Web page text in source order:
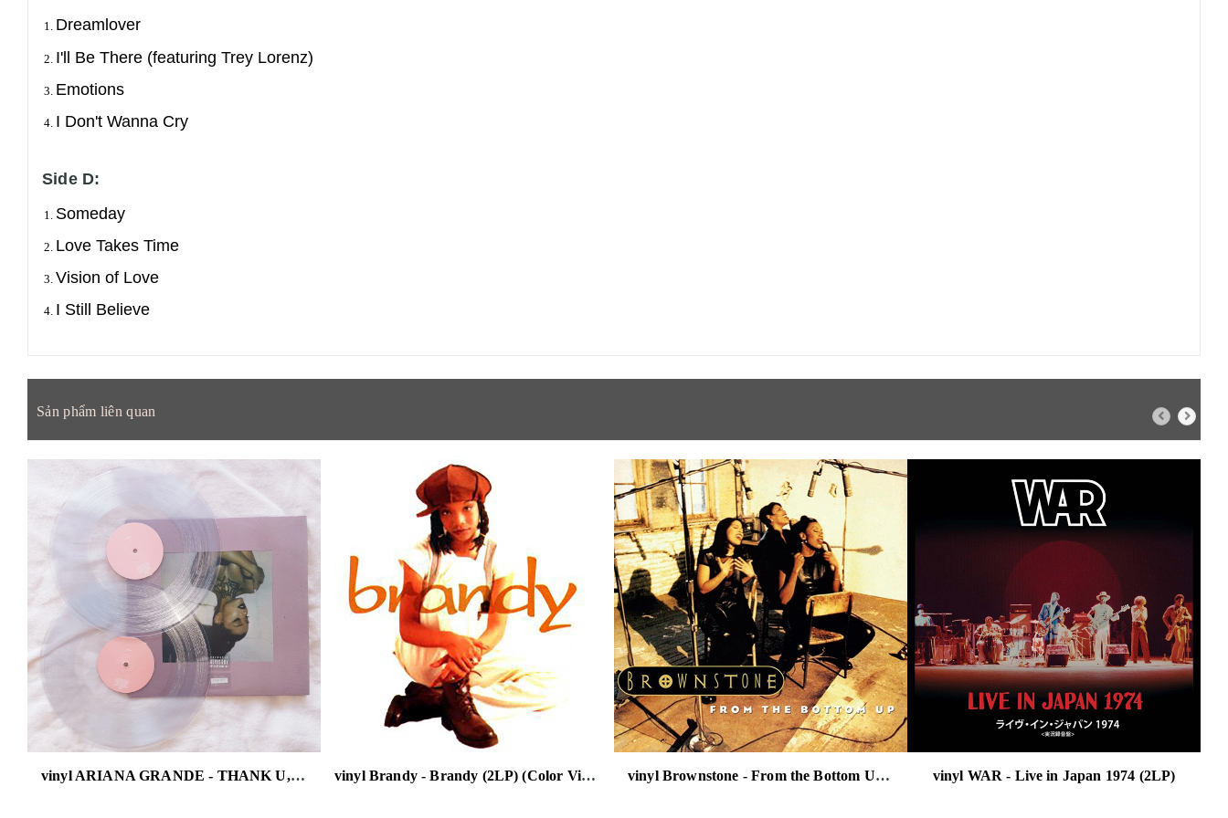
Dreamlover
I'll Be There (featuring Trey Lorenz)
Emotions
I Don't Wanna Cry
Side D:
Someday
Love Takes Time
Vision of Love
I Still Believe
Sản phẩm liên quan
vinyl ARIANA GRANDE - THANK U, NEXT (CLEAR VINYL/2LP) vinyl Brandy - Brandy (2LP) (Color Vinyl) vinyl Brownstone - From the Bottom Up (2LP) vinyl WAR - Live in Japan 1974 (2LP)